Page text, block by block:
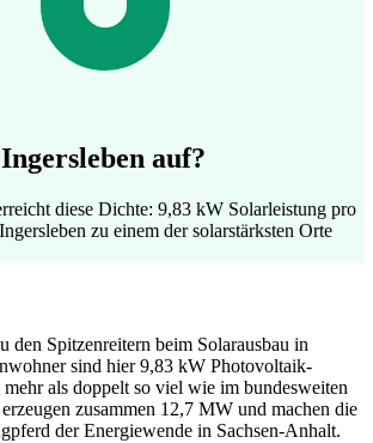
auf?
diese Dichte: 9,83 kW Solarleistung pro
zu einem der solarstärksten Orte
den Spitzenreitern beim Solarausbau in
sind hier 9,83 kW Photovoltaik-
als doppelt so viel wie im bundesweiten
zusammen 12,7 MW und machen die
der Energiewende in Sachsen-Anhalt.